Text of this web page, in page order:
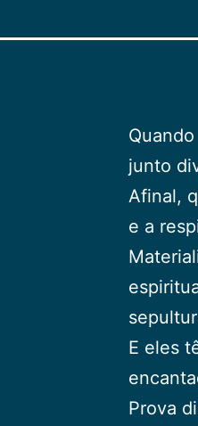
junto
Afinal,
e a
E eles
Prova